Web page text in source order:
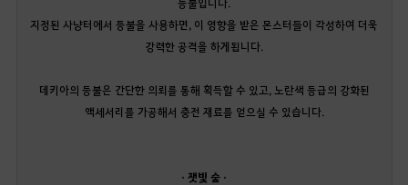
등불입니다.
지정된 사냥터에서 등불을 사용하면, 이 영향을 받은 몬스터들이 각성하여 더욱
강력한 공격을 하게됩니다.
데키아의 등불은 간단한 의뢰를 통해 획득할 수 있고, 노란색 등급의 강화된
액세서리를 가공해서 충전 재료를 얻으실 수 있습니다.
· 잿빛 숲 ·